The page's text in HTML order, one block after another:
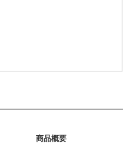
商品概要